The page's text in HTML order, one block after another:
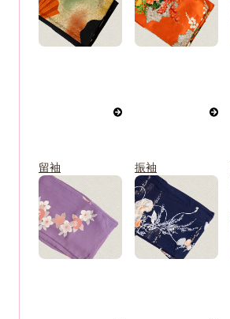
留袖 振袖